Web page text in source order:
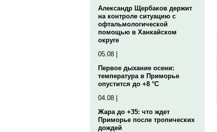
Александр Щербаков держит
на контроле ситуацию с
офтальмологической
помощью в Ханкайском
округе
05.08 |
Первое дыхание осени:
температура в Приморье
опустится до +8 °C
04.08 |
Жара до +35: что ждет
Приморье после тропических
дождей